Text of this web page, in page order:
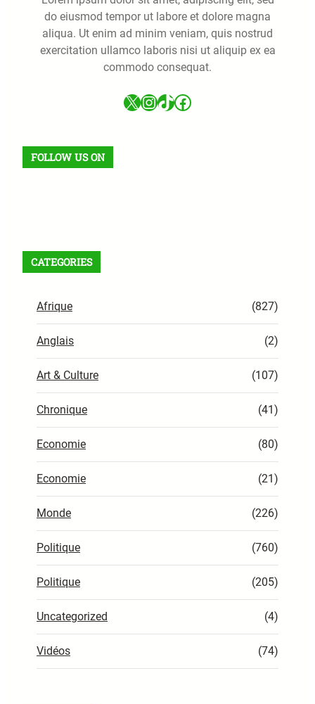
do eiusmod tempor ut labore et dolore magna
aliqua. Ut enim ad minim veniam, quis nostrud
exercitation ullamco laboris nisi ut aliquip ex ea
commodo consequat.
X InstagramTikTok Facebook
FOLLOW US ON
CATEGORIES
Afrique (827)
Anglais (2)
Art & Culture (107)
Chronique (41)
Economie (80)
Economie (21)
Monde (226)
Politique (760)
Politique (205)
Uncategorized (4)
Vidéos (74)